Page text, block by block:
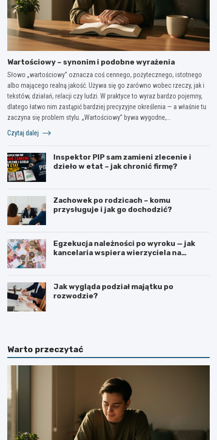
Wartościowy – synonim i podobne wyrażenia
Słowo „wartościowy” oznacza coś cennego, pożytecznego, istotnego
albo mającego realną jakość. Używa się go zarówno wobec rzeczy, jak i
tekstów, działań, relacji czy ludzi. W praktyce to wyraz bardzo pojemny,
dlatego łatwo nim zastąpić bardziej precyzyjne określenia — a właśnie tu
zaczyna się problem stylu. „Wartościowy” bywa wygodne,…
Czytaj dalej
Inspektor PIP sam zamieni zlecenie i
dzieło w etat – jak chronić firmę?
Zachowek po rodzicach – komu
przysługuje i jak go dochodzić?
Egzekucja należności po wyroku — jak
kancelaria wspiera wierzyciela na
Jak wygląda podział majątku po
rozwodzie?
Warto przeczytać